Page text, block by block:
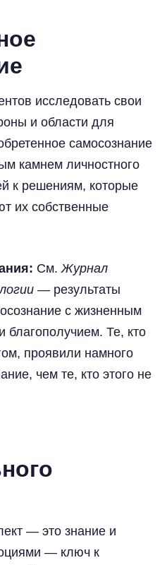
исследовать свои
и области для
самосознание
камнем личностного
к решениям, которые
их собственные
См. Журнал
— результаты
с жизненным
благополучием. Те, кто
проявили намного
чем те, кто этого не
— это знание и
— ключ к